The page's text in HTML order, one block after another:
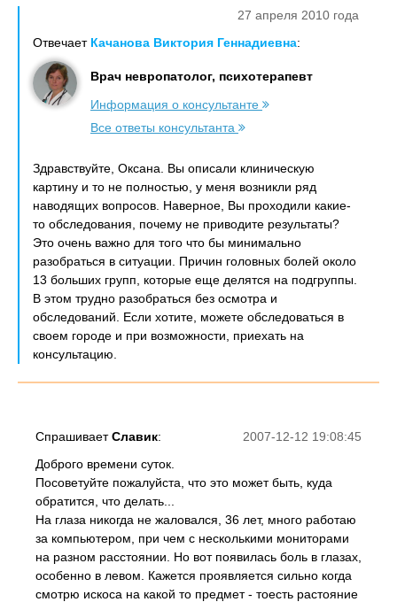
27 апреля 2010 года
Отвечает Качанова Виктория Геннадиевна:
Врач невропатолог, психотерапевт
Информация о консультанте
Все ответы консультанта
Здравствуйте, Оксана. Вы описали клиническую
картину и то не полностью, у меня возникли ряд
наводящих вопросов. Наверное, Вы проходили какие-
то обследования, почему не приводите результаты?
Это очень важно для того что бы минимально
разобраться в ситуации. Причин головных болей около
13 больших групп, которые еще делятся на подгруппы.
В этом трудно разобраться без осмотра и
обследований. Если хотите, можете обследоваться в
своем городе и при возможности, приехать на
консультацию.
2007-12-12 19:08:45
СпрашиваетСлавик:
Доброго времени суток.
Посоветуйте пожалуйста, что это может быть, куда
обратится, что делать...
На глаза никогда не жаловался, 36 лет, много работаю
за компьютером, при чем с несколькими мониторами
на разном расстоянии. Но вот появилась боль в глазах,
особенно в левом. Кажется проявляется сильно когда
смотрю искоса на какой то предмет - тоесть растояние